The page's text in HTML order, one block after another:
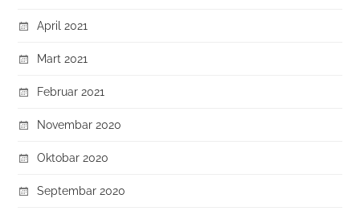
April 2021
Mart 2021
Februar 2021
Novembar 2020
Oktobar 2020
Septembar 2020